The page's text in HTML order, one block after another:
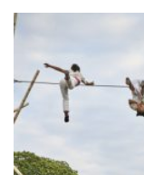
ir
iąjį